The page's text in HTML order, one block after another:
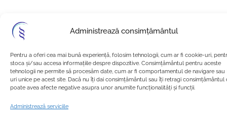
Administrează consimțământul
Pentru a oferi cea mai bună experiență, folosim tehnologii, cum ar fi cookie-uri,
stoca și/sau accesa informațiile despre dispozitive. Consimțământul pentru aceste
tehnologii ne permite să procesăm date, cum ar fi comportamentul de navigare sau
uri unice pe acest site. Dacă nu îți dai consimțământul sau îți retragi consimțământul
poate avea afecte negative asupra unor anumite funcționalități și funcții.
Administrează serviciile